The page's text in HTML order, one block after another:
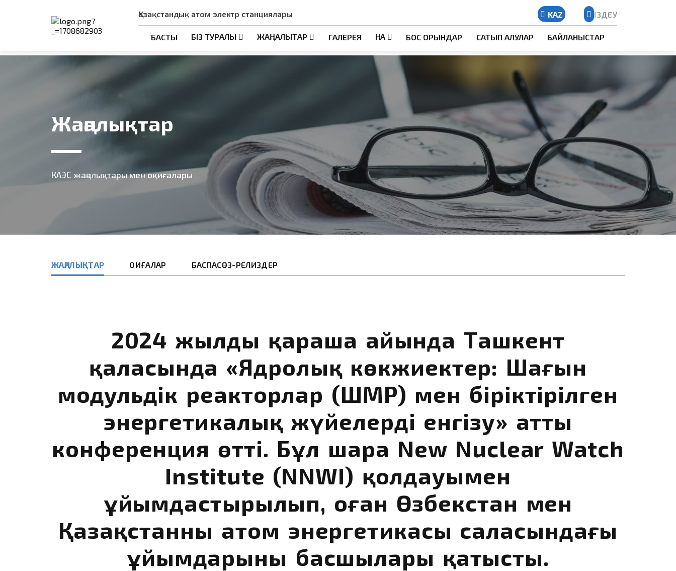
Қазақстандық атом электр станциялары
KAZ
ІЗДЕУ
БАСТЫ БІЗ ТУРАЛЫ ЖАҢАЛЫҚТАР ГАЛЕРЕЯ НҚА БОС ОРЫНДАР САТЫП АЛУЛАР БАЙЛАНЫСТАР
Жаңалықтар
КАЭС жаңалықтары мен оқиғалары
ЖАҢАЛЫҚТАР ОҚИҒАЛАР БАСПАСӨЗ-РЕЛИЗДЕР
2024 жылдың қараша айында Ташкент
қаласында «Ядролық көкжиектер: Шағын
модульдік реакторлар (ШМР) мен біріктірілген
энергетикалық жүйелерді енгізу» атты
конференция өтті. Бұл шара New Nuclear Watch
Institute (NNWI) қолдауымен
ұйымдастырылып, оған Өзбекстан мен
Қазақстанның атом энергетикасы саласындағы
ұйымдарының басшылары қатысты.